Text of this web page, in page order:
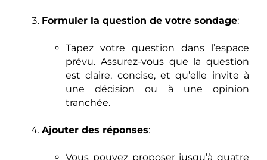
Formuler la question de votre sondage:
Tapez votre question dans l’espace
prévu. Assurez-vous que la question
est claire, concise, et qu’elle invite à
une décision ou à une opinion
tranchée.
Ajouter des réponses:
Vous pouvez proposer jusqu’à quatre